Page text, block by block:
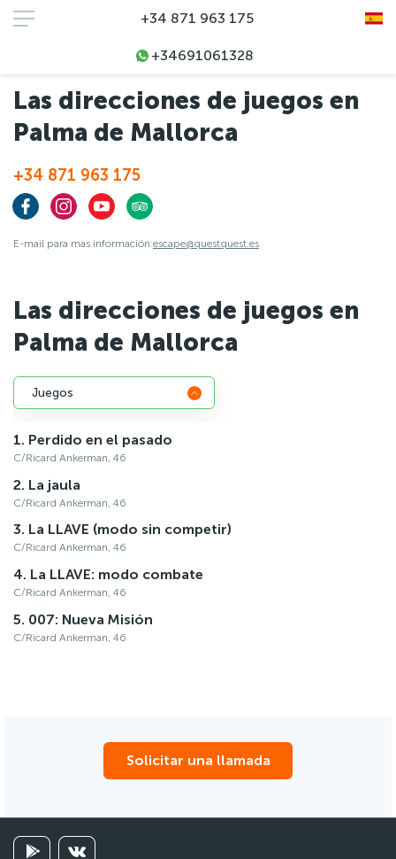
+34 871 963 175
+34691061328
Las direcciones de juegos en
Palma de Mallorca
+34 871 963 175
E-mail para mas información:escape@questquest.es
Solicitar una llamada
Las direcciones de juegos en
Palma de Mallorca
Juegos
Perdido en el pasado
C/Ricard Ankerman, 46
La jaula
C/Ricard Ankerman, 46
La LLAVE (modo sin competir)
C/Ricard Ankerman, 46
La LLAVE: modo combate
C/Ricard Ankerman, 46
007: Nueva Misión
C/Ricard Ankerman, 46